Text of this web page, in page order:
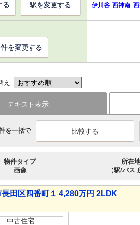
伊川谷 西神南
る 駅を変更する
を変更する
え
テキスト表示
を一括で
物件タイプ
画像
所在
（駅/バス
田区四番町１ 4,280万円 2LDK
中古住宅